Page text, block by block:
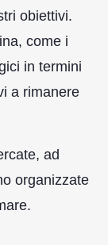
obiettivi.
come i
in termini
a rimanere
ad
organizzate